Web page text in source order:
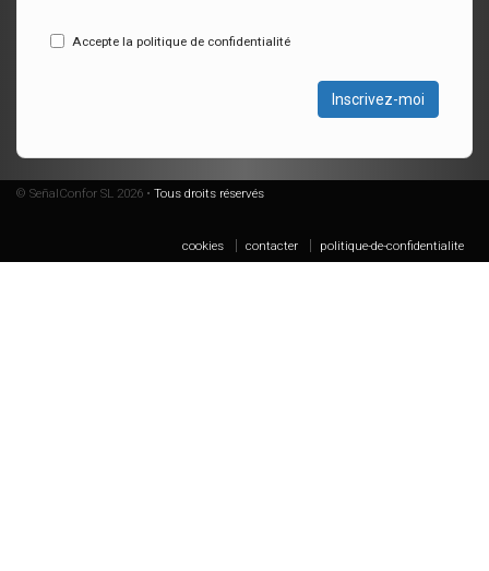
Accepte la politique de confidentialité
Inscrivez-moi
© SeñalConfor SL 2026 • Tous droits réservés
cookies contacter politique-de-confidentialite